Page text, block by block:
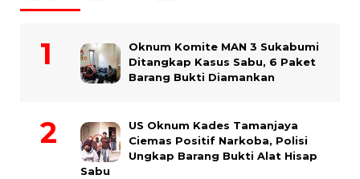
Oknum Komite MAN 3 Sukabumi
Ditangkap Kasus Sabu, 6 Paket
Barang Bukti Diamankan
US Oknum Kades Tamanjaya
Ciemas Positif Narkoba, Polisi
Ungkap Barang Bukti Alat Hisap
Sabu